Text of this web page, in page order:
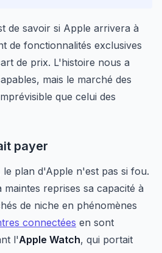
de savoir si Apple arrivera à
de fonctionnalités exclusives
de prix. L'histoire nous a
mais le marché des
que celui des
payer
le plan d'Apple n'est pas si fou.
reprises sa capacité à
de niche en phénomènes
connectées en sont
l'Apple Watch, qui portait